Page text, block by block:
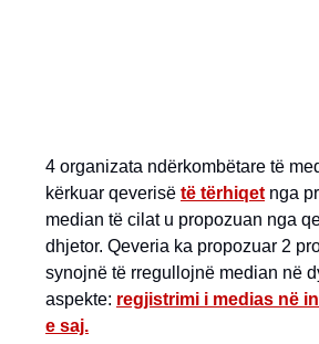
4 organizata ndërkombëtare të
kërkuar qeverisë të tërhiqet nga
median të cilat u propozuan nga
dhjetor. Qeveria ka propozuar 2
synojnë të rregullojnë median në
aspekte: regjistrimi i medias në
e saj.